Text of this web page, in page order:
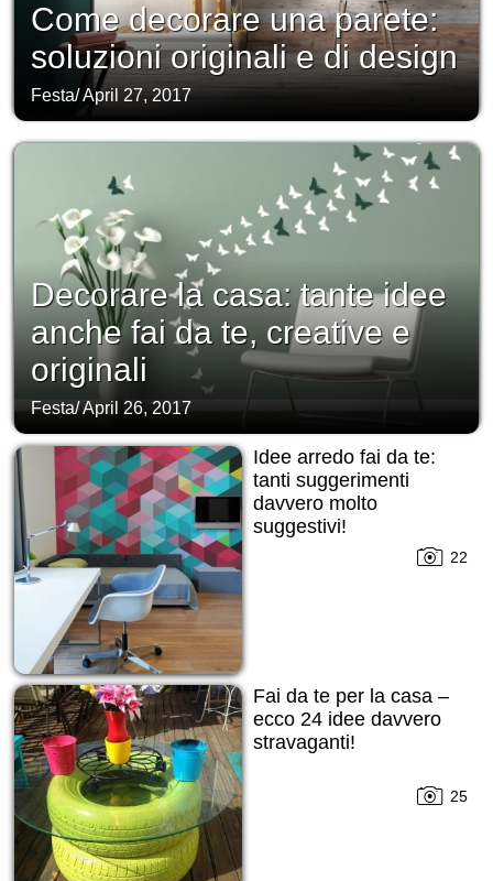
Come decorare una parete:
soluzioni originali e di design
Festa/April 27, 2017
Decorare la casa: tante idee
anche fai da te, creative e
originali
Festa/April 26, 2017
Idee arredo fai da te:
tanti suggerimenti
davvero molto
suggestivi!
22
Fai da te per la casa –
ecco 24 idee davvero
stravaganti!
25